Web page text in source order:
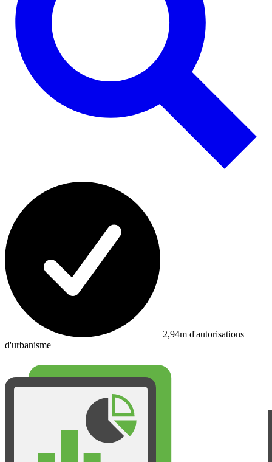
2,94m d'autorisations
d'urbanisme